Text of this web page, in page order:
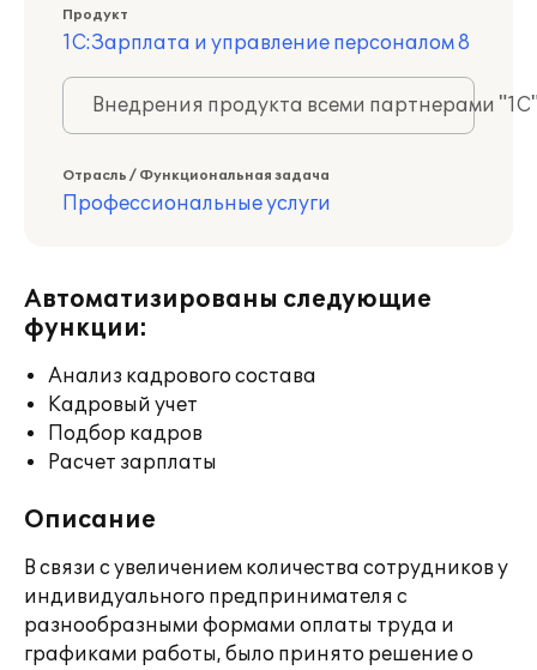
Продукт
1С:Зарплата и управление персоналом 8
Внедрения продукта всеми партнерами
Отрасль / Функциональная задача
Профессиональные услуги
Автоматизированы следующие
функции:
Анализ кадрового состава
Кадровый учет
Подбор кадров
Расчет зарплаты
Описание
В связи с увеличением количества сотрудников у
индивидуального предпринимателя с
разнообразными формами оплаты труда и
графиками работы, было принято решение о